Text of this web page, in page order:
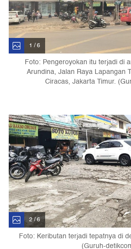
1 / 6
Foto: Pengeroyokan itu terjadi di
Arundina, Jalan Raya Lapangan
Ciracas, Jakarta Timur.
2 / 6
Foto: Keributan terjadi tepatnya di
(Guruh-